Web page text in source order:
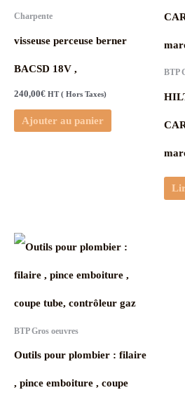
Charpente
visseuse perceuse berner
BACSD 18V ,
240,00€ HT ( Hors Taxes)
Ajouter au panier
BTP
BTP Gros oeuvres
Outils pour plombier : filaire
, pince emboiture , coupe